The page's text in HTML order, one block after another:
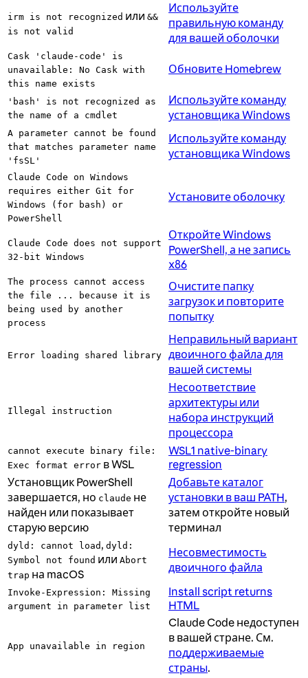
irm is not recognized или &&
is not valid
Используйте
правильную команду
для вашей оболочки
Cask 'claude-code' is
unavailable: No Cask with
this name exists
Обновите Homebrew
'bash' is not recognized as
the name of a cmdlet
Используйте команду
установщика Windows
A parameter cannot be found
that matches parameter name
'fsSL'
Используйте команду
установщика Windows
Claude Code on Windows
requires either Git for
Windows (for bash) or
PowerShell
Установите оболочку
Claude Code does not support
32-bit Windows
Откройте Windows
PowerShell, а не запись
x86
The process cannot access
the file ... because it is
being used by another
process
Очистите папку
загрузок и повторите
попытку
Error loading shared library
Неправильный вариант
двоичного файла для
вашей системы
Illegal instruction
Несоответствие
архитектуры или
набора инструкций
процессора
cannot execute binary file:
Exec format error в WSL
WSL1 native-binary
regression
Установщик PowerShell
завершается, но claude не
найден или показывает
старую версию
Добавьте каталог
установки в ваш PATH,
затем откройте новый
терминал
dyld: cannot load , dyld:
Symbol not found или Abort
trap на macOS
Несовместимость
двоичного файла
Invoke-Expression: Missing
argument in parameter list
Install script returns
HTML
App unavailable in region
Claude Code недоступен
в вашей стране. См.
поддерживаемые
страны.